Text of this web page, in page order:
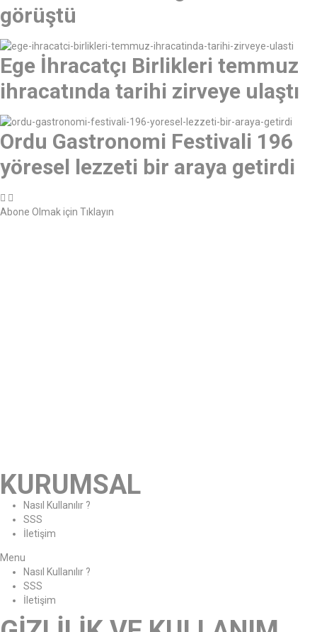
görüştü
Ege İhracatçı Birlikleri temmuz
ihracatında tarihi zirveye ulaştı
Ordu Gastronomi Festivali 196
yöresel lezzeti bir araya getirdi
Abone Olmak için Tıklayın
KURUMSAL
Nasıl Kullanılır ?
SSS
İletişim
Menu
Nasıl Kullanılır ?
SSS
İletişim